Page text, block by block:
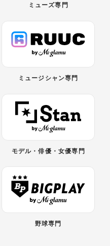
ミューズ専門
ミュージシャン専門
モデル・俳優・女優専門
野球専門